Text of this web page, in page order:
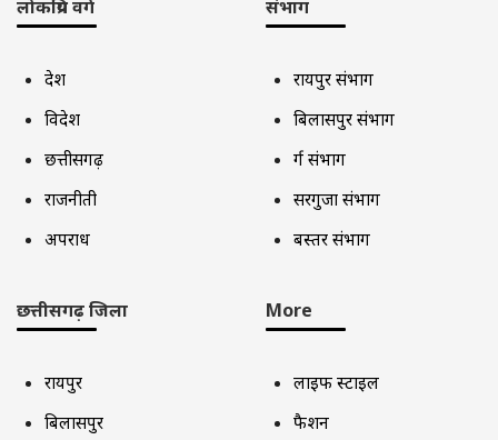
लोकप्रिय वर्ग
देश
विदेश
छत्तीसगढ़
राजनीती
अपराध
संभाग
रायपुर संभाग
बिलासपुर संभाग
दुर्ग संभाग
सरगुजा संभाग
बस्तर संभाग
छत्तीसगढ़ जिला
रायपुर
बिलासपुर
More
लाइफ स्टाइल
फैशन